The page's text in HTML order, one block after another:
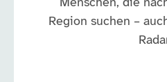
Menschen, die
Region suchen –